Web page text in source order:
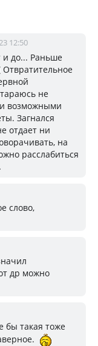
12:50
и до... Раньше
не
возможными
Загнался
отдает ни
на
расслабиться
слово,
др можно
бы такая тоже